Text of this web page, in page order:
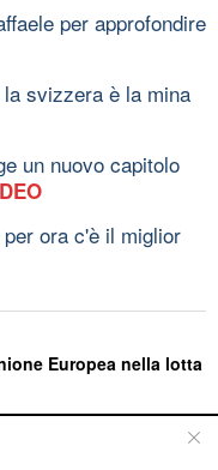
per approfondire
svizzera è la mina
un nuovo capitolo
ora c'è il miglior
Europea nella lotta